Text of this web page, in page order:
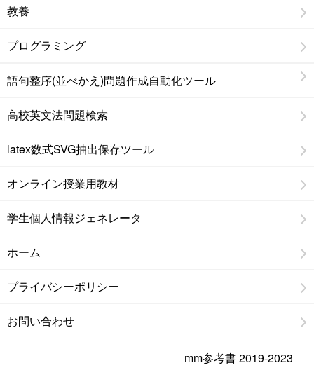
教養
プログラミング
語句整序(並べかえ)問題作成自動化ツール
高校英文法問題検索
latex数式SVG抽出保存ツール
オンライン授業用教材
学生個人情報ジェネレータ
ホーム
プライバシーポリシー
お問い合わせ
mm参考書 2019-2023